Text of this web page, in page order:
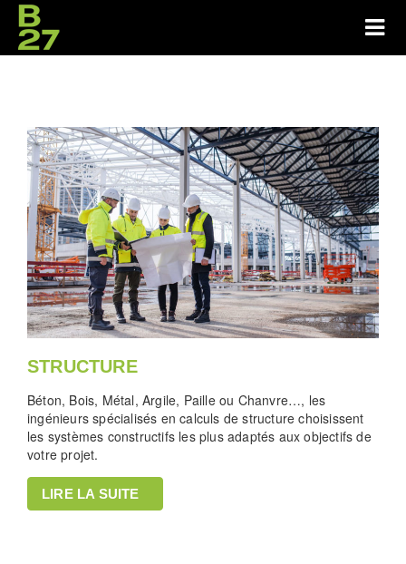
STRUCTURE
Béton, Bois, Métal, Argile, Paille ou Chanvre…, les
ingénieurs spécialisés en calculs de structure choisissent
les systèmes constructifs les plus adaptés aux objectifs de
votre projet.
LIRE LA SUITE